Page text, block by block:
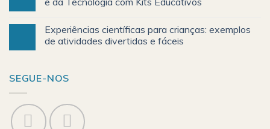
Experiências científicas para crianças: exemplos
de atividades divertidas e fáceis
SEGUE-NOS